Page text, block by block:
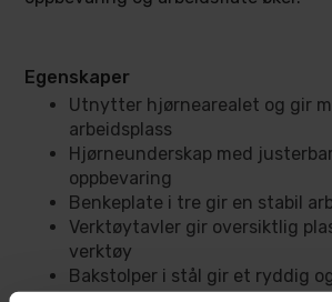
Egenskaper
Utnytter hjørnearealet og gir
arbeidsplass
Hjørneunderskap med
oppbevaring
Benkeplate i tre gir en stabil
Verktøytavler gir oversiktlig
verktøy
Bakstolper i stål gir et ryddig